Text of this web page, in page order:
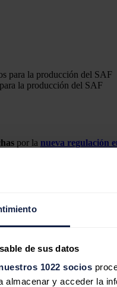
de sus datos
1022 socios
almacenar y acceder la
la producción del SAF
por la nueva regulación
luz verde a las
un 70% de combustibles
de al menos un 70% de
85% del tráfico aéreo en